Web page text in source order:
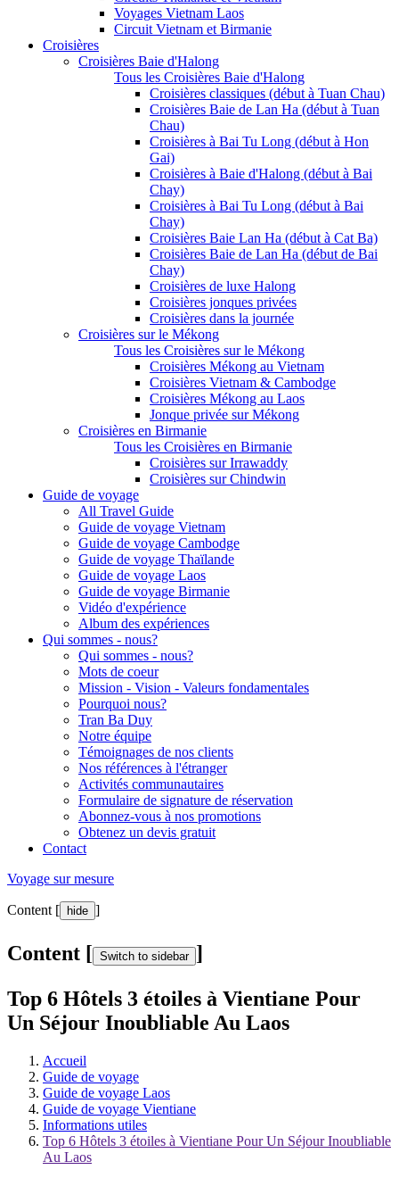
Voyages Vietnam Laos
Circuit Vietnam et Birmanie
Croisières
Croisières Baie d'Halong
Tous les Croisières Baie d'Halong
Croisières classiques (début à Tuan Chau)
Croisières Baie de Lan Ha (début à Tuan
Chau)
Croisières à Bai Tu Long (début à Hon
Gai)
Croisières à Baie d'Halong (début à Bai
Chay)
Croisières à Bai Tu Long (début à Bai
Chay)
Croisières Baie Lan Ha (début à Cat Ba)
Croisières Baie de Lan Ha (début de Bai
Chay)
Croisières de luxe Halong
Croisières jonques privées
Croisières dans la journée
Croisières sur le Mékong
Tous les Croisières sur le Mékong
Croisières Mékong au Vietnam
Croisières Vietnam & Cambodge
Croisières Mékong au Laos
Jonque privée sur Mékong
Croisières en Birmanie
Tous les Croisières en Birmanie
Croisières sur Irrawaddy
Croisières sur Chindwin
Guide de voyage
All Travel Guide
Guide de voyage Vietnam
Guide de voyage Cambodge
Guide de voyage Thaïlande
Guide de voyage Laos
Guide de voyage Birmanie
Vidéo d'expérience
Album des expériences
Qui sommes - nous?
Qui sommes - nous?
Mots de coeur
Mission - Vision - Valeurs fondamentales
Pourquoi nous?
Tran Ba Duy
Notre équipe
Témoignages de nos clients
Nos références à l'étranger
Activités communautaires
Formulaire de signature de réservation
Abonnez-vous à nos promotions
Obtenez un devis gratuit
Contact
Voyage sur mesure
Content [ hide ]
Content [ Switch to sidebar ]
Top 6 Hôtels 3 étoiles à Vientiane Pour
Un Séjour Inoubliable Au Laos
Accueil
Guide de voyage
Guide de voyage Laos
Guide de voyage Vientiane
Informations utiles
Top 6 Hôtels 3 étoiles à Vientiane Pour Un Séjour Inoubliable
Au Laos